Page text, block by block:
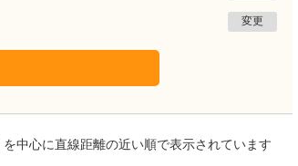
変更
を中心に直線距離の近い順で表示されています
大阪府大阪市北区
鼠径ヘルニア脱腸日帰り手術大阪アルプスクリニ